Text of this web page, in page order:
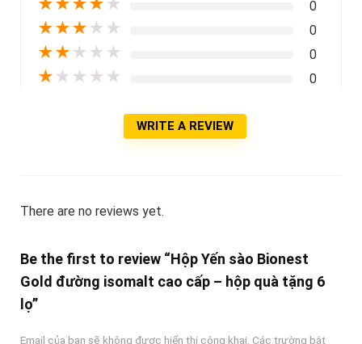
★★★★ ★ 0
★★★ ★ ★ 0
★★ ★ ★ ★ 0
★ ★ ★ ★ ★ 0
WRITE A REVIEW
There are no reviews yet.
Be the first to review “Hộp Yến sào Bionest
Gold đường isomalt cao cấp – hộp quà tặng 6
lọ”
Email của bạn sẽ không được hiển thị công khai. Các trường bắt